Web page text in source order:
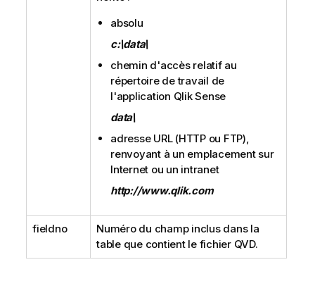
absolu
c:\data\
chemin d'accès relatif au
répertoire de travail de
l'application Qlik Sense
data\
adresse URL (HTTPou FTP),
renvoyant à un emplacement sur
Internet ou un intranet
http://www.qlik.com
fieldno
Numéro du champ inclus dans la
table que contient le fichier QVD.